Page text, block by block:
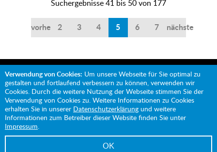
Suchergebnisse 41 bis 50 von 177
vorherige
2 3 4 5 6 7 nächste
Mit Unterstützung von:
Datenschutz
Verwendung von Cookies: Um unsere Webseite für Sie optimal zu
gestalten und fortlaufend verbessern zu können, verwenden wir
Cookies. Durch die weitere Nutzung der Webseite stimmen Sie der
Verwendung von Cookies zu. Weitere Informationen zu Cookies
erhalten Sie in unserer Datenschutzerklärung und weitere
Informationen zum Betreiber dieser Website finden Sie unter
Impressum.
OK